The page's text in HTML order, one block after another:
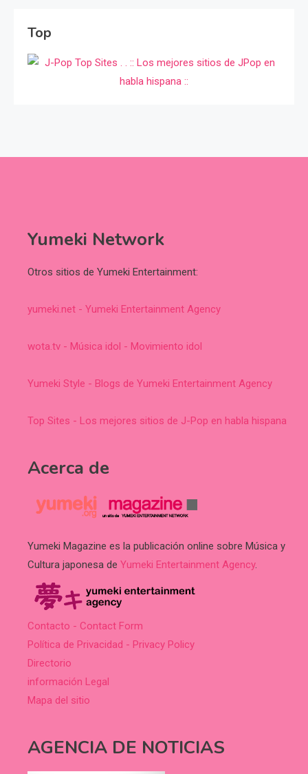
Top
Yumeki Network
Otros sitios de Yumeki Entertainment:
yumeki.net - Yumeki Entertainment Agency
wota.tv - Música idol - Movimiento idol
Yumeki Style - Blogs de Yumeki Entertainment Agency
Top Sites - Los mejores sitios de J-Pop en habla hispana
Acerca de
Yumeki Magazine es la publicación online sobre Música y
Cultura japonesa de Yumeki Entertainment Agency.
Contacto - Contact Form
Política de Privacidad - Privacy Policy
Directorio
información Legal
Mapa del sitio
AGENCIA DE NOTICIAS